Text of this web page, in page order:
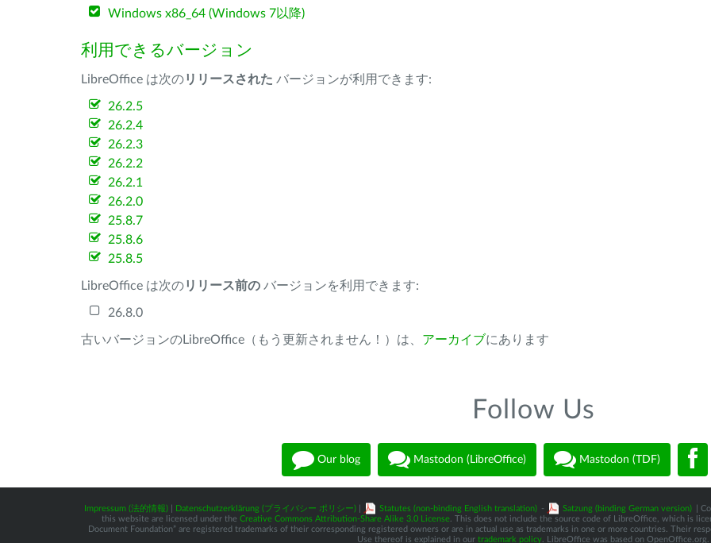
Windows x86_64 (Windows 7以降)
利用できるバージョン
LibreOffice は次のリリースされた バージョンが利用できます:
26.2.5
26.2.4
26.2.3
26.2.2
26.2.1
26.2.0
25.8.7
25.8.6
25.8.5
LibreOffice は次のリリース前の バージョンを利用できます:
26.8.0
古いバージョンのLibreOffice（もう更新されません！）は、 アーカイブにあります
Follow Us
Our blog Mastodon (LibreOffice) Mastodon (TDF)
Impressum (法的情報) Datenschutzerklärung (プライバシー ポリシー) Statutes (non-binding English translation) - Satzung (binding German version)
|
this website are licensed under the Creative Commons Attribution-Share Alike 3.0 License. This does not include the source code of LibreOffice, which is
Document Foundation” are registered trademarks of their corresponding registered owners or are in actual use as trademarks in one or more countries. Their
Use thereof is explained in our trademark policy . LibreOffice was based on OpenOffice.org.